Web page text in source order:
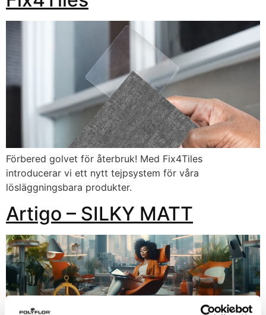
Förbered golvet för återbruk! Med Fix4Tiles
introducerar vi ett nytt tejpsystem för våra
lösläggningsbara produkter.
Artigo – SILKY MATT